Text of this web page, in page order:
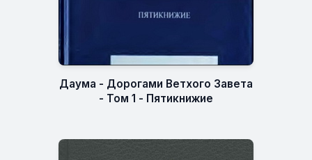
Даума - Дорогами Ветхого Завета
- Том 1 - Пятикнижие